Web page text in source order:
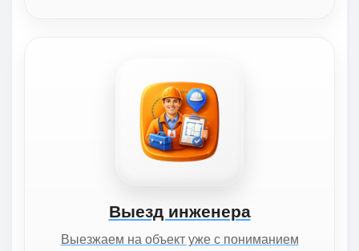
Выезд инженера
Выезжаем на объект уже с пониманием